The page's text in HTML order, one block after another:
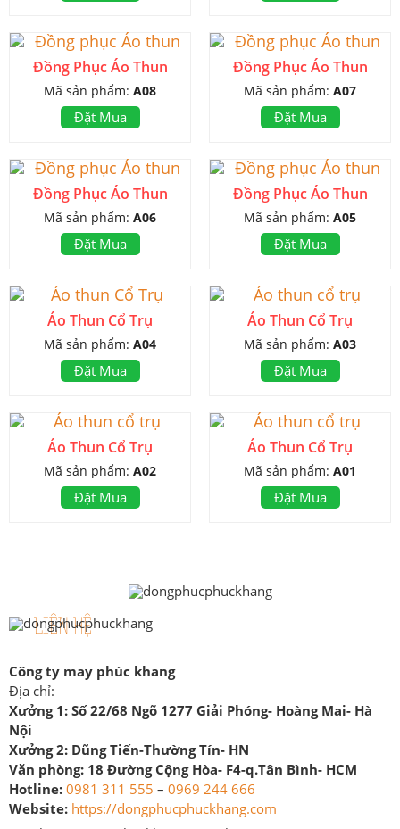
Đồng Phục Áo Thun
Mã sản phẩm: A08
Đặt Mua
Đồng Phục Áo Thun
Mã sản phẩm: A07
Đặt Mua
Đồng Phục Áo Thun
Mã sản phẩm: A06
Đặt Mua
Đồng Phục Áo Thun
Mã sản phẩm: A05
Đặt Mua
Áo Thun Cổ Trụ
Mã sản phẩm: A04
Đặt Mua
Áo Thun Cổ Trụ
Mã sản phẩm: A03
Đặt Mua
Áo Thun Cổ Trụ
Mã sản phẩm: A02
Đặt Mua
Áo Thun Cổ Trụ
Mã sản phẩm: A01
Đặt Mua
LIÊN HỆ
Công ty may phúc khang
Địa chỉ:
Xưởng 1: Số 22/68 Ngõ 1277 Giải Phóng- Hoàng Mai- Hà
Nội
Xưởng 2: Dũng Tiến-Thường Tín- HN
Văn phòng: 18 Đường Cộng Hòa- F4-q.Tân Bình- HCM
Hotline: 0981 311 555 – 0969 244 666
Website: https://dongphucphuckhang.com